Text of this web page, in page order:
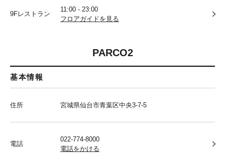
9Fレストラン
11:00 - 23:00
フロアガイドを見る
PARCO2
基本情報
住所 宮城県仙台市青葉区中央3-7-5
電話
022-774-8000
電話をかける